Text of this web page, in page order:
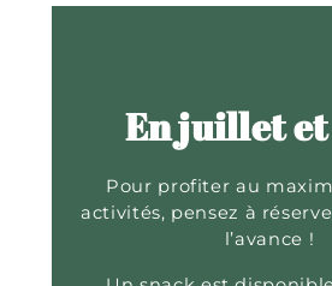
En juillet
Pour profiter au
activités, pensez à
l’avance !